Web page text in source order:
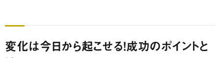
変化は今日から起こせる！成功のポイントと